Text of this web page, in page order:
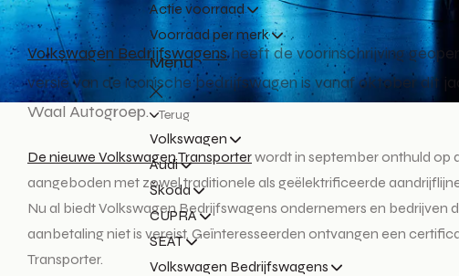
Actie voorraad
Voorraad per merk
Menu
Terug
Volkswagen
Audi
Škoda
CUPRA
SEAT
Volkswagen Bedrijfswagens
Volkswagen Bedrijfswagensheeft de voorinschrijving
versie van de iconische bedrijfswagen is vanaf oktober dit
Waal Autogroep.
De nieuwe Volkswagen Transporterwordt in september onthuld op
aangeboden met zowel traditionele als geëlektrificeerde
Nu al biedt Volkswagen Bedrijfswagens ondernemers en bedrijven
aanbetaling niet is vereist. Geïnteresseerden ontvangen een
Transporter.